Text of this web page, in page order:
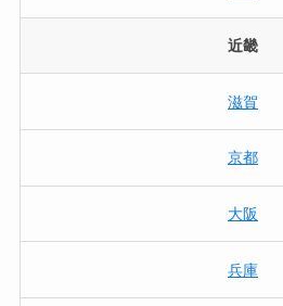
近畿
滋賀
京都
大阪
兵庫